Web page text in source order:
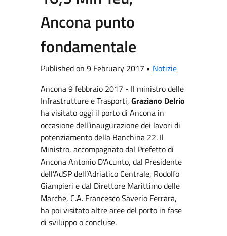
Ancona punto
fondamentale
Published on 9 February 2017 • Notizie
Ancona 9 febbraio 2017 - Il ministro delle
Infrastrutture e Trasporti, Graziano Delrio
ha visitato oggi il porto di Ancona in
occasione dell’inaugurazione dei lavori di
potenziamento della Banchina 22. Il
Ministro, accompagnato dal Prefetto di
Ancona Antonio D’Acunto, dal Presidente
dell’AdSP dell’Adriatico Centrale, Rodolfo
Giampieri e dal Direttore Marittimo delle
Marche, C.A. Francesco Saverio Ferrara,
ha poi visitato altre aree del porto in fase
di sviluppo o concluse.